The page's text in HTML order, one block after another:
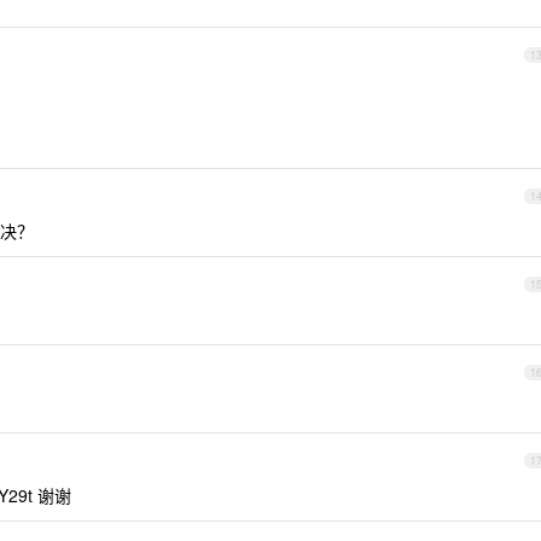
13
14
？
15
16
17
谢谢